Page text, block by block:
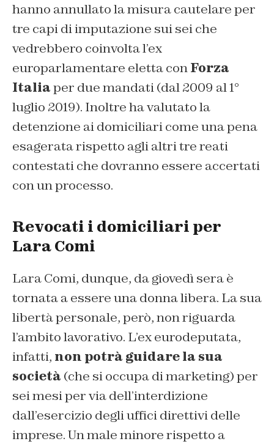
hanno annullato la misura cautelare per
tre capi di imputazione sui sei che
vedrebbero coinvolta l’ex
europarlamentare eletta conForza
Italiaper due mandati (dal 2009 al 1°
luglio 2019). Inoltre ha valutato la
detenzione ai domiciliari come una pena
esagerata rispetto agli altri tre reati
contestati che dovranno essere accertati
con un processo.
Revocati i domiciliari per
Lara Comi
Lara Comi, dunque, da giovedì sera è
tornata a essere una donna libera. La sua
libertà personale, però, non riguarda
l’ambito lavorativo. L’ex eurodeputata,
infatti, non potrà guidare la sua
società (che si occupa di marketing) per
sei mesi per via dell’interdizione
dall’esercizio degli uffici direttivi delle
imprese. Un male minore rispetto a